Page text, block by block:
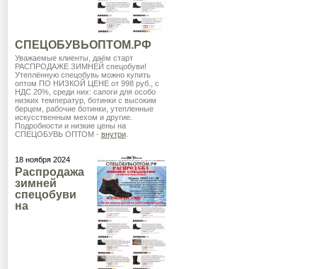
СПЕЦОБУВЬОПТОМ.РФ
Уважаемые клиенты, даём старт
РАСПРОДАЖЕ ЗИМНЕЙ спецобуви!
Утеплённую спецобувь можно купить
оптом ПО НИЗКОЙ ЦЕНЕ от 998 руб., с
НДС 20%, среди них: сапоги для особо
низких температур, ботинки с высоким
берцем, рабочие ботинки, утепленные
искусственным мехом и другие.
Подробности и низкие цены на
СПЕЦОБУВЬ ОПТОМ - внутри.
18 ноября 2024
Распродажа
зимней
спецобуви
на